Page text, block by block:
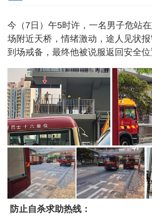
今（7日）午5时许，一名男子危站
场附近天桥，情绪激动，途人见状
到场戒备，最终他被说服返回安全位
防止自杀求助热线：